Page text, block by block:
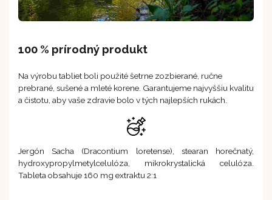
100 % prírodný produkt
Na výrobu tabliet boli použité šetrne zozbierané, ručne
prebrané, sušené a mleté korene. Garantujeme najvyššiu kvalitu
a čistotu, aby vaše zdravie bolo v tých najlepších rukách.
Jergón Sacha (Dracontium loretense), stearan horečnatý,
hydroxypropylmetylcelulóza, mikrokrystalická celulóza.
Tableta obsahuje 160 mg extraktu 2:1